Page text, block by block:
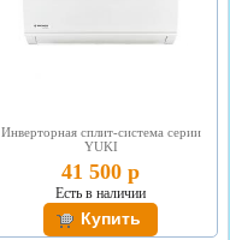
Инверторная сплит-система серии
YUKI
41 500 р
Есть в наличии